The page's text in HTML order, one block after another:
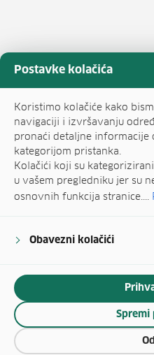
Postavke kolačića
Koristimo kolačiće kako
navigaciji i izvršavanju
pronaći detaljne informacije
kategorijom pristanka.
Kolačići koji su
u vašem pregledniku jer su
osnovnih funkcija stranice....
Obavezni kolačići
Spremi